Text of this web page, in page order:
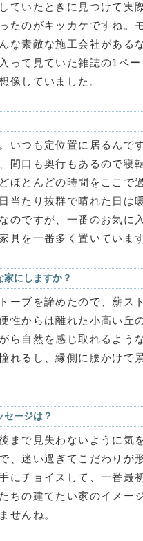
ていたときに見つけて実
たのがキッカケですね。
な素敵な施工会社がある
って見ていた雑誌の1ペ
像していました。
いつも定位置に居るんで
間口も奥行もあるので寝
ほとんどの時間をここで
当たり抜群で晴れた日は
のですが、一番のお気に
具を一番多く置いていま
家にしますか？
ーブを諦めたので、薪ス
性からは離れた小高い丘
ら自然を感じ取れるよう
れるし、縁側に腰かけて
セージは？
まで見失わないように気
、迷い過ぎてこだわりが
にチョイスして、一番最
ちの建てたい家のイメー
せんね。